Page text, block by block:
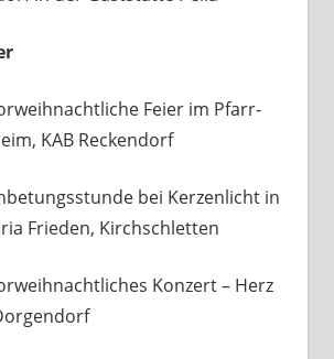
Feier im Pfarr-
KAB Reckendorf
bei Kerzenlicht in
Frieden, Kirchschletten
Konzert – Herz